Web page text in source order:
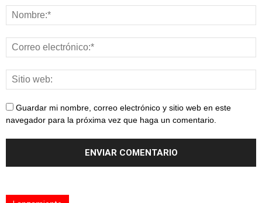
Guardar mi nombre, correo electrónico y sitio web en este
navegador para la próxima vez que haga un comentario.